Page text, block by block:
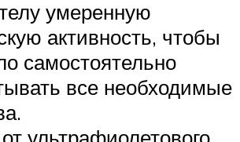
умеренную
активность, чтобы
самостоятельно
все необходимые